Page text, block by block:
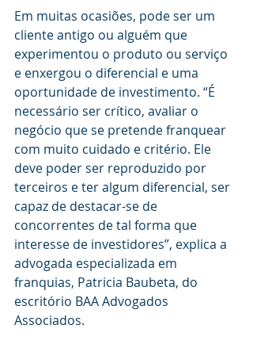
Em muitas ocasiões, pode ser um
cliente antigo ou alguém que
experimentou o produto ou serviço
e enxergou o diferencial e uma
oportunidade de investimento. “É
necessário ser crítico, avaliar o
negócio que se pretende franquear
com muito cuidado e critério. Ele
deve poder ser reproduzido por
terceiros e ter algum diferencial, ser
capaz de destacar-se de
concorrentes de tal forma que
interesse de investidores”, explica a
advogada especializada em
franquias, Patricia Baubeta, do
escritório BAA Advogados
Associados.